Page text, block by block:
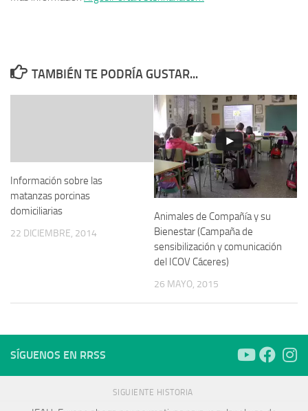
TAMBIÉN TE PODRÍA GUSTAR...
Información sobre las
matanzas porcinas
domiciliarias
22 DICIEMBRE, 2014
Animales de Compañía y su
Bienestar (Campaña de
sensibilización y comunicación
del ICOV Cáceres)
26 MAYO, 2015
SÍGUENOS EN RRSS
SIGUIENTE HISTORIA